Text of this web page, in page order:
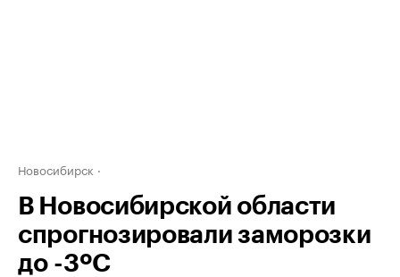
Новосибирск
В Новосибирской области
спрогнозировали заморозки
до -3ºС